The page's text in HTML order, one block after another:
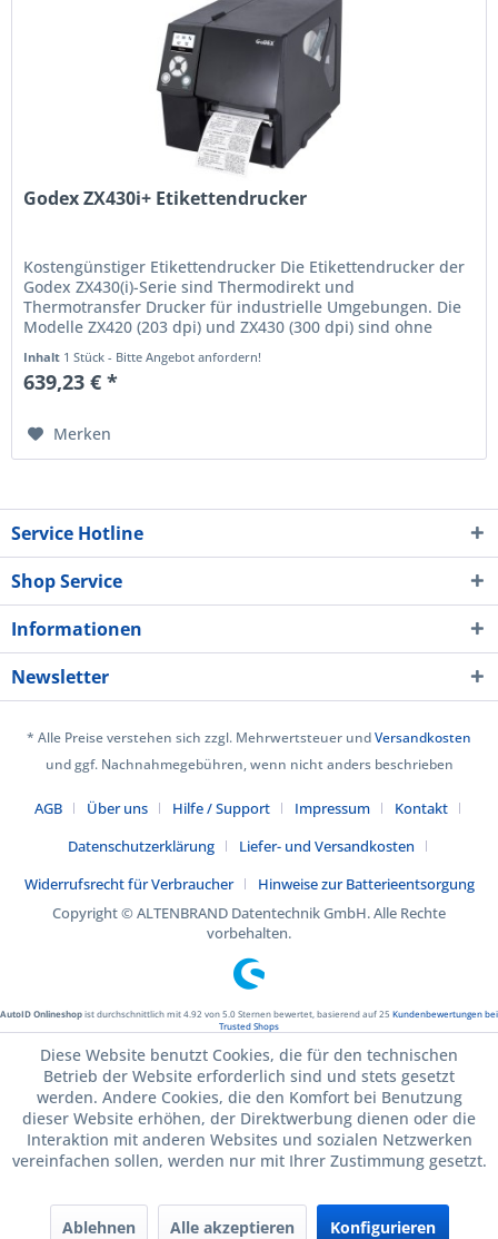
Godex ZX430i+ Etikettendrucker
Kostengünstiger Etikettendrucker Die Etikettendrucker der
Godex ZX430(i)-Serie sind Thermodirekt und
Thermotransfer Drucker für industrielle Umgebungen. Die
Modelle ZX420 (203 dpi) und ZX430 (300 dpi) sind ohne
Inhalt 1 Stück - Bitte Angebot anfordern!
639,23 € *
Merken
Service Hotline
Shop Service
Informationen
Newsletter
* Alle Preise verstehen sich zzgl. Mehrwertsteuer undVersandkosten
und ggf. Nachnahmegebühren, wenn nicht anders beschrieben
AGB Über uns Hilfe / Support Impressum
Kontakt
Datenschutzerklärung
Liefer- und Versandkosten
Widerrufsrecht für Verbraucher
Hinweise zur Batterieentsorgung
Copyright © ALTENBRAND Datentechnik GmbH. Alle Rechte
vorbehalten.
AutoID Onlineshopist durchschnittlich mit4.92 von5.0Sternen bewertet, basierend auf25 Kundenbewertungen bei
Trusted Shops
Diese Website benutzt Cookies, die für den technischen
Betrieb der Website erforderlich sind und stets gesetzt
werden. Andere Cookies, die den Komfort bei Benutzung
dieser Website erhöhen, der Direktwerbung dienen oder die
Interaktion mit anderen Websites und sozialen Netzwerken
vereinfachen sollen, werden nur mit Ihrer Zustimmung gesetzt.
Ablehnen Alle akzeptieren Konfigurieren